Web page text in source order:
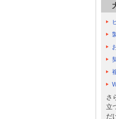
さ
立
だ